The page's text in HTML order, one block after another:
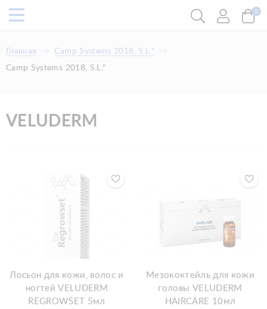
0
Главная
Camp Systems 2018, S.L."
Camp Systems 2018, S.L."
VELUDERM
Лосьон для кожи, волос и
ногтей VELUDERM
REGROWSET 5мл
Мезококтейль для кожи
головы VELUDERM
HAIRCARE 10мл